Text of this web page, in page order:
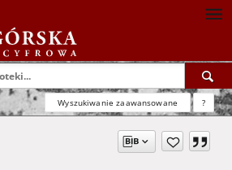
Wyszukiwanie zaawansowane ?